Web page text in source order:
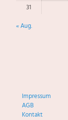
31
« Aug.
Impressum
AGB
Kontakt